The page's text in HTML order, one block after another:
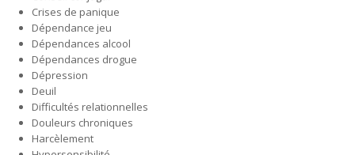
Crises de panique
Dépendance jeu
Dépendances alcool
Dépendances drogue
Dépression
Deuil
Difficultés relationnelles
Douleurs chroniques
Harcèlement